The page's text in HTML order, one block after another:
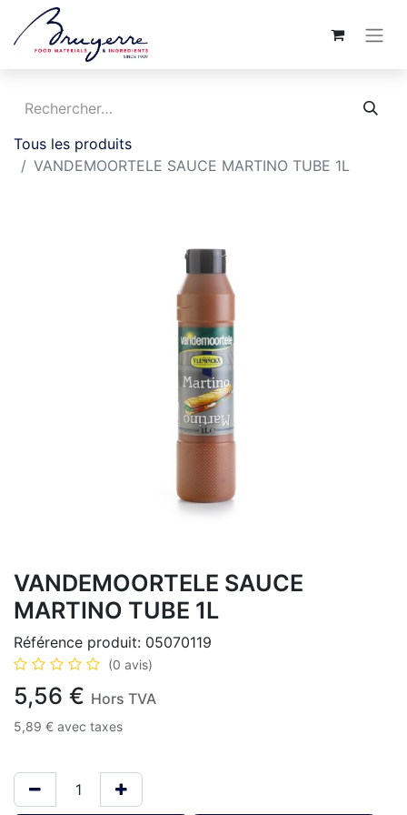
Tous les produits
VANDEMOORTELE SAUCE MARTINO TUBE 1L
VANDEMOORTELE SAUCE
MARTINO TUBE 1L
Référence produit: 05070119
(0 avis)
5,56 € Hors TVA
5,89 € avec taxes